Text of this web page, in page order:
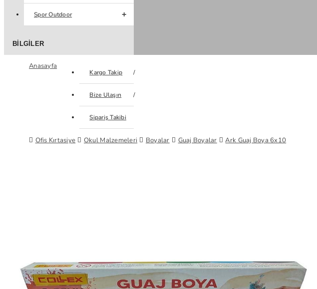
Spor Outdoor
BILGILER
Kargo Takip
Bize Ulaşın
Sipariş Takibi
Anasayfa
Ofis Kırtasiye Okul Malzemeleri Boyalar Guaj Boyalar Ark Guaj Boya 6x10